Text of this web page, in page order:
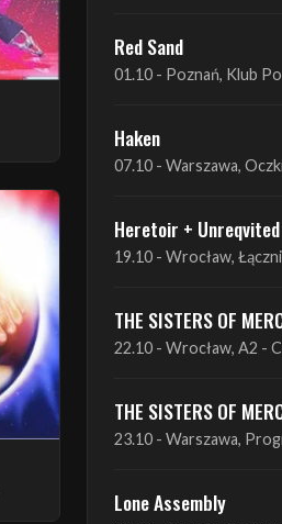
Haken
07.10 - Warszawa,
Heretoir + Unreqvited
19.10 - Wrocław, Łącznik
THE SISTERS OF
22.10 - Wrocław, A2 -
THE SISTERS OF
23.10 - Warszawa,
Lone Assembly
13.11 - Poznań, Pod
Lone Assembly